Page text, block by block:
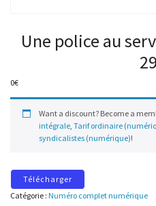
Une police au
0€
Want a discount? Become a
intégrale, Tarif ordinaire
syndicalistes (numérique)!
Télécharger
Catégorie : Numéro complet numérique